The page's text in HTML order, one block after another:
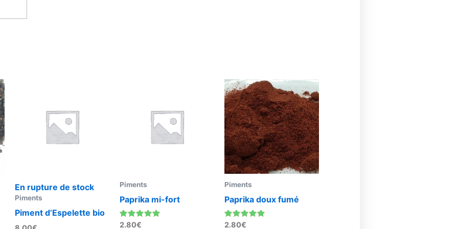
En rupture de stock
Piments
Piment d’Espelette bio
Piments
Paprika mi-fort
Note
2.80€
Piments
Paprika doux fumé
Note
2.80€